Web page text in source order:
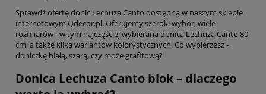
Sprawdź ofertę donic Lechuza Canto dostępną w naszym sklepie
internetowym Qdecor.pl. Oferujemy szeroki wybór, wiele
rozmiarów - w tym najczęściej wybierana donica Lechuza Canto 80
cm, a także kilka wariantów kolorystycznych. Co wybierzesz -
doniczkę białą, szarą, czy może grafitową?
Donica Lechuza Canto blok – dlaczego